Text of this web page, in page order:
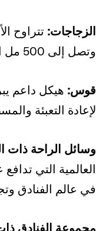
الزجاجات:
وتصل إلى 500 مل اعتمادًا على ما يناسب شركائنا، إلى ما لا نهاية وما بعده!
قوس: هيكل داعم
لإعادة التعبئة
وسائل الراحة ذات
العالمية التي
في عالم الفنادق
مجموعة الفنادق